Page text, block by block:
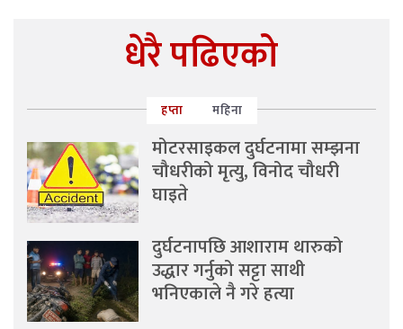
धेरै पढिएको
हप्ता महिना
मोटरसाइकल दुर्घटनामा सम्झना
चौधरीको मृत्यु, विनोद चौधरी
घाइते
दुर्घटनापछि आशाराम थारुको
उद्धार गर्नुको सट्टा साथी
भनिएकाले नै गरे हत्या